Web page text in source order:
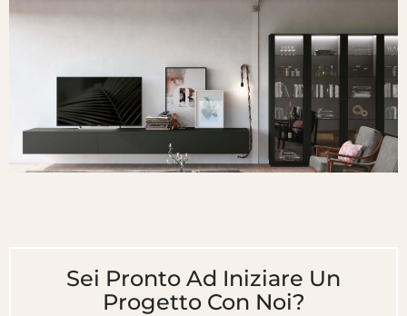
Sei Pronto Ad Iniziare Un
Progetto Con Noi?